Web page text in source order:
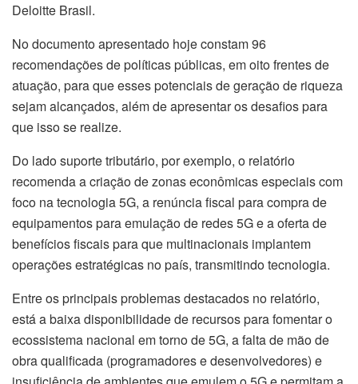
Deloitte Brasil.
No documento apresentado hoje constam 96
recomendações de políticas públicas, em oito frentes de
atuação, para que esses potenciais de geração de riqueza
sejam alcançados, além de apresentar os desafios para
que isso se realize.
Do lado suporte tributário, por exemplo, o relatório
recomenda a criação de zonas econômicas especiais com
foco na tecnologia 5G, a renúncia fiscal para compra de
equipamentos para emulação de redes 5G e a oferta de
benefícios fiscais para que multinacionais implantem
operações estratégicas no país, transmitindo tecnologia.
Entre os principais problemas destacados no relatório,
está a baixa disponibilidade de recursos para fomentar o
ecossistema nacional em torno de 5G, a falta de mão de
obra qualificada (programadores e desenvolvedores) e